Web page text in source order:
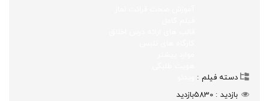
دسته فیلم
بازدید
5830بازدید